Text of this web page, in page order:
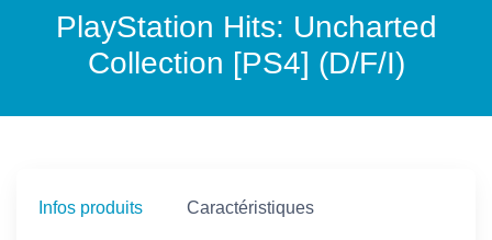
PlayStation Hits: Uncharted
Collection [PS4] (D/F/I)
Infos produits Caractéristiques